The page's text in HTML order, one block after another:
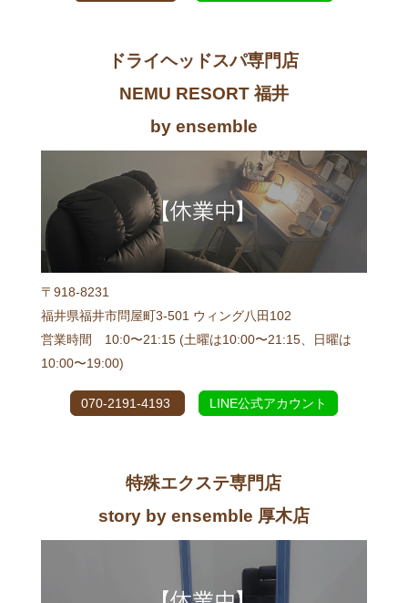
ドライヘッドスパ専門店
NEMU RESORT 福井
by ensemble
〒918-8231
福井県福井市問屋町3-501 ウィング八田102
営業時間 10:0〜21:15 (土曜は10:00〜21:15、日曜は
10:00〜19:00)
070-2191-4193 LINE公式アカウント
特殊エクステ専門店
story by ensemble 厚木店